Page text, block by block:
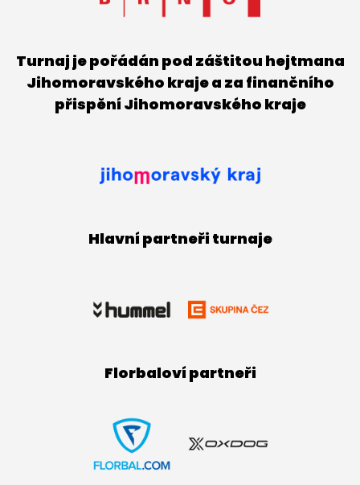
Turnaj je pořádán pod záštitou hejtmana
Jihomoravského kraje a za finančního
přispění Jihomoravského kraje
Hlavní partneři turnaje
Florbaloví partneři